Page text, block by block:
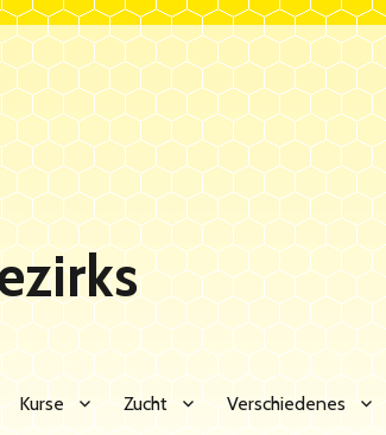
Kurse Zucht Verschiedenes